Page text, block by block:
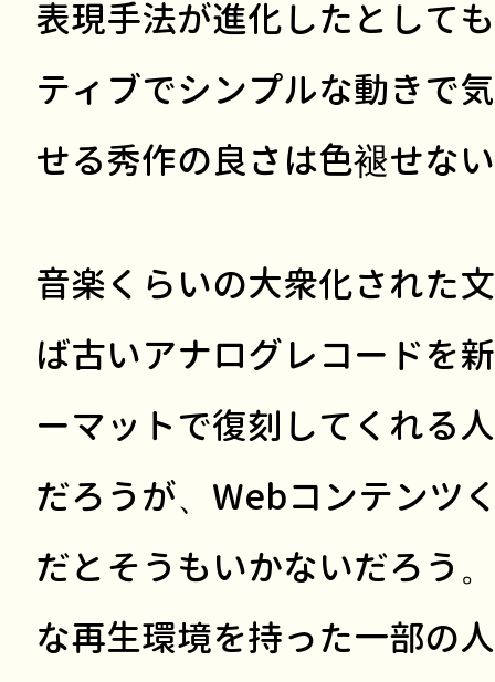
表現手法が進化したとして
ティブでシンプルな動きで
せる秀作の良さは色褪せな
音楽くらいの大衆化された
ば古いアナログレコードを
ーマットで復刻してくれる
だろうが、Webコンテンツ
だとそうもいかないだろう
な再生環境を持った一部の